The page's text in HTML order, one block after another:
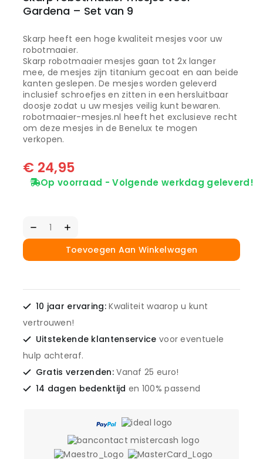
Gardena – Set van 9
Skarp heeft een hoge kwaliteit mesjes voor uw
robotmaaier.
Skarp robotmaaier mesjes gaan tot 2x langer
mee, de mesjes zijn titanium gecoat en aan beide
kanten geslepen. De mesjes worden geleverd
inclusief schroefjes en zitten in een hersluitbaar
doosje zodat u uw mesjes veilig kunt bewaren.
robotmaaier-mesjes.nl heeft het exclusieve recht
om deze mesjes in de Benelux te mogen
verkopen.
€ 24,95
Op voorraad - Volgende werkdag geleverd!
Toevoegen Aan Winkelwagen
10 jaar ervaring:Kwaliteit waarop u kunt
vertrouwen!
Uitstekende klantenservice voor eventuele
hulp achteraf.
Gratis verzenden:Vanaf 25 euro!
14 dagen bedenktijd en 100% passend